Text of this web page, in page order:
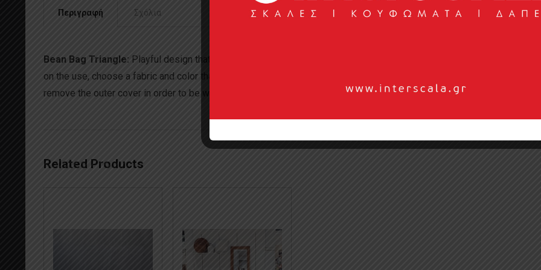
Περιγραφή Σχόλια
Bean Bag Triangle: Playful design that you adapt to your requirements! Ideal for the beach, pool or garden..
on the use, choose a fabric and color that suits your space and we will produce it for you! It has double lining to easily
remove the outer cover in order to be washed!
Related Products